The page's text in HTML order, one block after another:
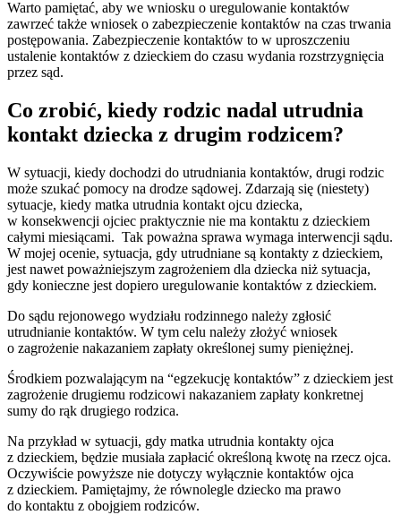
Warto pamiętać, aby we wniosku o uregulowanie kontaktów
zawrzeć także wniosek o zabezpieczenie kontaktów na czas trwania
postępowania. Zabezpieczenie kontaktów to w uproszczeniu
ustalenie kontaktów z dzieckiem do czasu wydania rozstrzygnięcia
przez sąd.
Co zrobić, kiedy rodzic nadal utrudnia
kontakt dziecka z drugim rodzicem?
W sytuacji, kiedy dochodzi do utrudniania kontaktów, drugi rodzic
może szukać pomocy na drodze sądowej. Zdarzają się (niestety)
sytuacje, kiedy matka utrudnia kontakt ojcu dziecka,
w konsekwencji ojciec praktycznie nie ma kontaktu z dzieckiem
całymi miesiącami. Tak poważna sprawa wymaga interwencji sądu.
W mojej ocenie, sytuacja, gdy utrudniane są kontakty z dzieckiem,
jest nawet poważniejszym zagrożeniem dla dziecka niż sytuacja,
gdy konieczne jest dopiero uregulowanie kontaktów z dzieckiem.
Do sądu rejonowego wydziału rodzinnego należy zgłosić
utrudnianie kontaktów. W tym celu należy złożyć wniosek
o zagrożenie nakazaniem zapłaty określonej sumy pieniężnej.
Środkiem pozwalającym na “egzekucję kontaktów” z dzieckiem jest
zagrożenie drugiemu rodzicowi nakazaniem zapłaty konkretnej
sumy do rąk drugiego rodzica.
Na przykład w sytuacji, gdy matka utrudnia kontakty ojca
z dzieckiem, będzie musiała zapłacić określoną kwotę na rzecz ojca.
Oczywiście powyższe nie dotyczy wyłącznie kontaktów ojca
z dzieckiem. Pamiętajmy, że równolegle dziecko ma prawo
do kontaktu z obojgiem rodziców.